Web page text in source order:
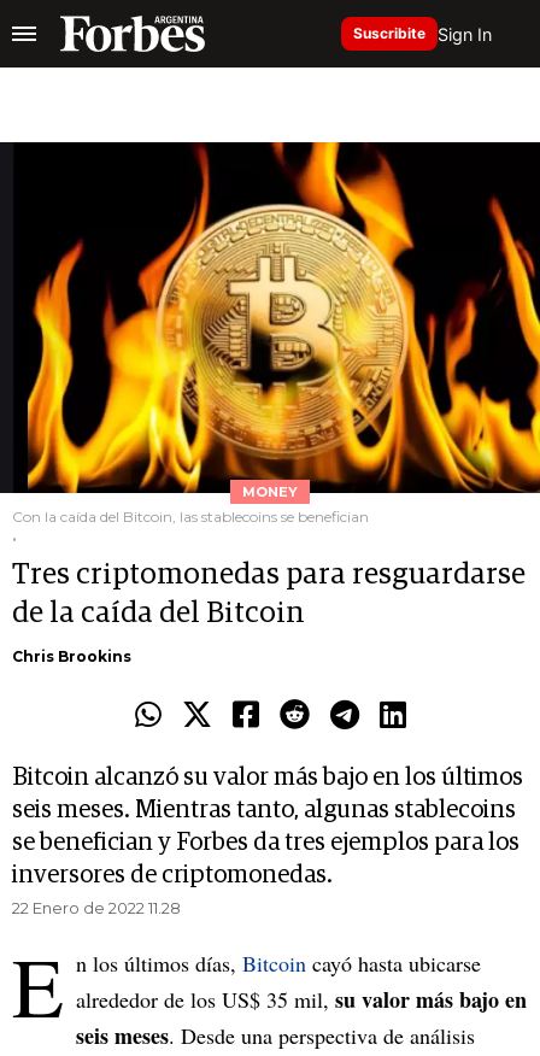
Suscribite Sign In
MONEY
Con la caída del Bitcoin, las stablecoins se benefician
.
Tres criptomonedas para resguardarse
de la caída del Bitcoin
Chris Brookins
Bitcoin alcanzó su valor más bajo en los últimos
seis meses. Mientras tanto, algunas stablecoins
se benefician y Forbes da tres ejemplos para los
inversores de criptomonedas.
22 Enero de 2022 11.28
E n los últimos días, Bitcoin cayó hasta ubicarse
alrededor de los US$ 35 mil, su valor más bajo en
seis meses. Desde una perspectiva de análisis